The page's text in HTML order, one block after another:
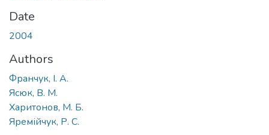
Date
2004
Authors
Франчук, І. А.
Ясюк, В. М.
Харитонов, М. Б.
Яремійчук, Р. С.